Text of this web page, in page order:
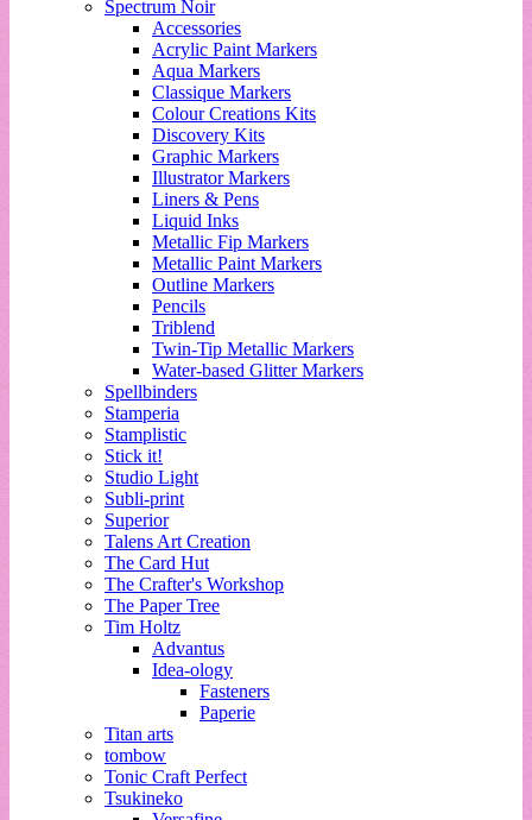
Spectrum Noir
Accessories
Acrylic Paint Markers
Aqua Markers
Classique Markers
Colour Creations Kits
Discovery Kits
Graphic Markers
Illustrator Markers
Liners & Pens
Liquid Inks
Metallic Fip Markers
Metallic Paint Markers
Outline Markers
Pencils
Triblend
Twin-Tip Metallic Markers
Water-based Glitter Markers
Spellbinders
Stamperia
Stamplistic
Stick it!
Studio Light
Subli-print
Superior
Talens Art Creation
The Card Hut
The Crafter's Workshop
The Paper Tree
Tim Holtz
Advantus
Idea-ology
Fasteners
Paperie
Titan arts
tombow
Tonic Craft Perfect
Tsukineko